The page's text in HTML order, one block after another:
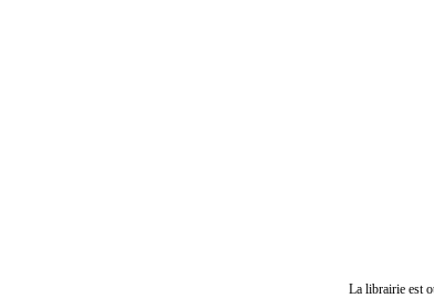
La librairie est